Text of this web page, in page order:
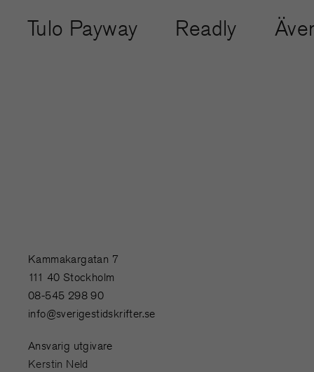
Readly
Tulo Payway
Kammakargatan 7
111 40 Stockholm
08-545 298 90
info@sverigestidskrifter.se
Ansvarig utgivare
Kerstin Neld